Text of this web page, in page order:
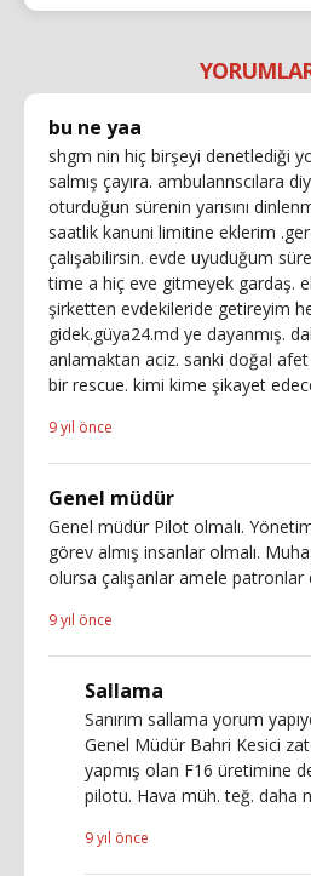
bu ne yaa
shgm nin hiç birşeyi denetlediği
salmış çayıra. ambulannscılara
oturduğun sürenin yarısını
saatlik kanuni limitine eklerim
çalışabilirsin. evde uyuduğum
time a hiç eve gitmeyek gardaş.
şirketten evdekileride getireyim
gidek.güya24.md ye dayanmış.
anlamaktan aciz. sanki doğal
bir rescue. kimi kime şikayet
9 yıl önce
Genel müdür
Genel müdür Pilot olmalı.
görev almış insanlar olmalı.
olursa çalışanlar amele
9 yıl önce
Sallama
Sanırım sallama yorum
Genel Müdür Bahri Kesici
yapmış olan F16 üretimine
pilotu. Hava müh. teğ. daha
9 yıl önce